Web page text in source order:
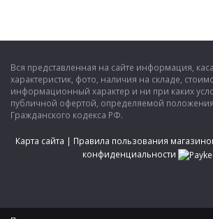
Вся представленная на сайте информация,
характеристик, фото, наличия на складе,
информационный характер и ни при каких
публичной офертой, определяемой
Гражданского кодекса РФ.
Карта сайта | Правила пользования
конфиденциальности